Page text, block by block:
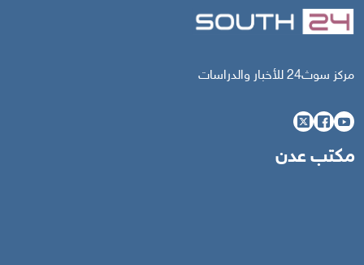
مركز سوث24 للأخبار والدراسات
مكتب عدن